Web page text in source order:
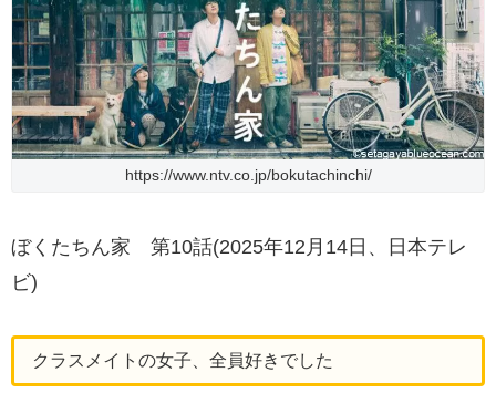
https://www.ntv.co.jp/bokutachinchi/
ぼくたちん家 第10話(2025年12月14日、日本テレ
ビ)
クラスメイトの女子、全員好きでした